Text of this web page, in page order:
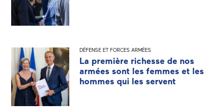
DÉFENSE ET FORCES ARMÉES
La première richesse de nos
armées sont les femmes et les
hommes qui les servent